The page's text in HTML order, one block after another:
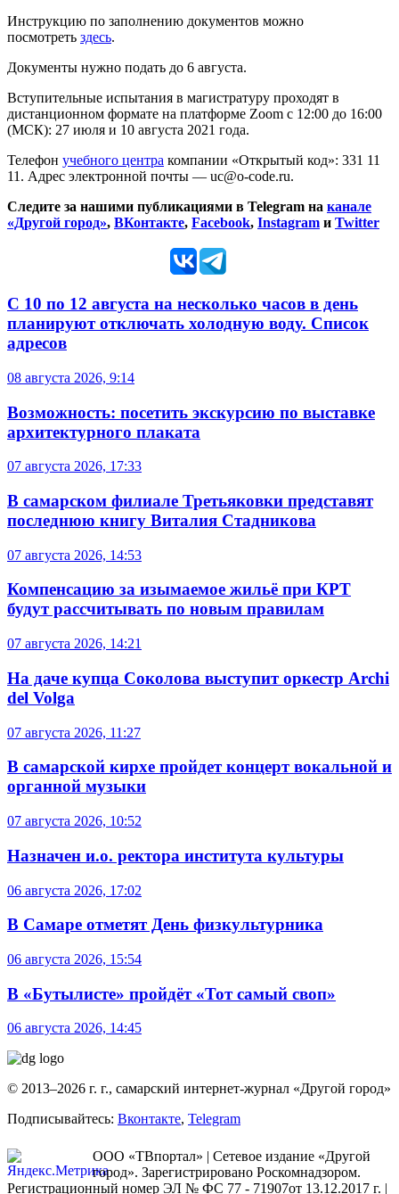
Инструкцию по заполнению документов можно
посмотреть здесь.
Документы нужно подать до 6 августа.
Вступительные испытания в магистратуру проходят в
дистанционном формате на платформе Zoom с 12:00 до 16:00
(МСК): 27 июля и 10 августа 2021 года.
Телефон учебного центра компании «Открытый код»: 331 11
11. Адрес электронной почты — uc@o-code.ru.
Следите за нашими публикациями в Telegram на канале
«Другой город», ВКонтакте, Facebook, Instagram и Twitter
С 10 по 12 августа на несколько часов в день
планируют отключать холодную воду. Список
адресов
08 августа 2026, 9:14
Возможность: посетить экскурсию по выставке
архитектурного плаката
07 августа 2026, 17:33
В самарском филиале Третьяковки представят
последнюю книгу Виталия Стадникова
07 августа 2026, 14:53
Компенсацию за изымаемое жильё при КРТ
будут рассчитывать по новым правилам
07 августа 2026, 14:21
На даче купца Соколова выступит оркестр Archi
del Volga
07 августа 2026, 11:27
В самарской кирхе пройдет концерт вокальной и
органной музыки
07 августа 2026, 10:52
Назначен и.о. ректора института культуры
06 августа 2026, 17:02
В Самаре отметят День физкультурника
06 августа 2026, 15:54
В «Бутылисте» пройдёт «Тот самый своп»
06 августа 2026, 14:45
© 2013–2026 г. г., самарский интернет-журнал «Другой город»
Подписывайтесь: Вконтакте, Telegram
ООО «ТВпортал» | Сетевое издание «Другой
город». Зарегистрировано Роскомнадзором.
Регистрационный номер ЭЛ № ФС 77 - 71907от 13.12.2017 г. |